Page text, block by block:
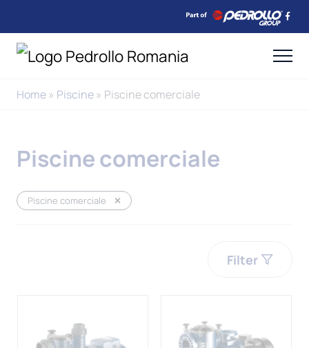
Home» Piscine» Piscine comerciale
Piscine comerciale
Piscine comerciale
Filter